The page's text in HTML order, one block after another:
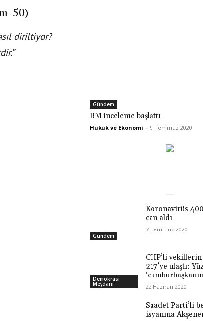
50)
diriltiyor?
Gündem
BM inceleme başlattı
Hukuk ve Ekonomi - 9 Temmuz 2020
Gündem
Koronavirüs
can aldı
7 Temmuz 2020
Demokrasi
Meydanı
CHP’li vekillerin
217’ye ulaştı:
22 Haziran 2020
Saadet Parti’li
isyanına